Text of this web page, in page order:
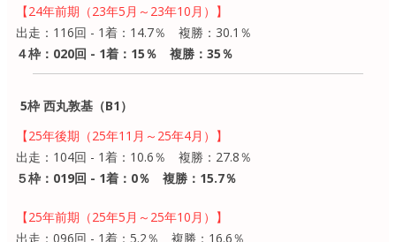
【24年前期（23年5月～23年10月）】
出走：116回 - 1着：14.7％ 複勝：30.1％
４枠：020回 - 1着：15％ 複勝：35％
5枠 西丸敦基（B1）
【25年後期（25年11月～25年4月）】
出走：104回 - 1着：10.6％ 複勝：27.8％
５枠：019回 - 1着：0％ 複勝：15.7％
【25年前期（25年5月～25年10月）】
出走：096回 - 1着：5.2％ 複勝：16.6％